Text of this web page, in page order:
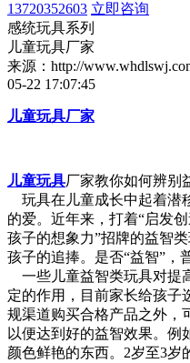
13720352603 立即咨询
感统玩具系列
儿童玩具厂家
来源：http://
05-22 17:07:45
儿童玩具厂家
儿童玩具厂家教你如何辨别
玩具在儿童成长中起着潜
的爱。近年来，打着“启发
孩子的想象力”招牌的益智
孩子的追捧。是否“益智”，
一些儿童益智类玩具对提
定的作用，目前家长给孩子
规渠道购买合格产品之外，
以便达到好的益智效果。例
颜色鲜艳的东西。2岁至3岁